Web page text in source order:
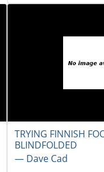
TRYING FINNISH
BLINDFOLDED
― Dave Cad